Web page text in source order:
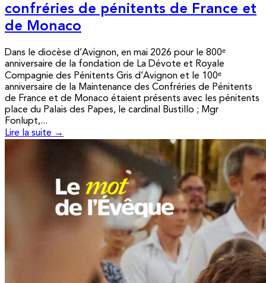
confréries de pénitents de France et
de Monaco
Dans le diocèse d’Avignon, en mai 2026 pour le 800ᵉ
anniversaire de la fondation de La Dévote et Royale
Compagnie des Pénitents Gris d’Avignon et le 100ᵉ
anniversaire de la Maintenance des Confréries de Pénitents
de France et de Monaco étaient présents avec les pénitents
place du Palais des Papes, le cardinal Bustillo ; Mgr
Fonlupt,...
Lire la suite →